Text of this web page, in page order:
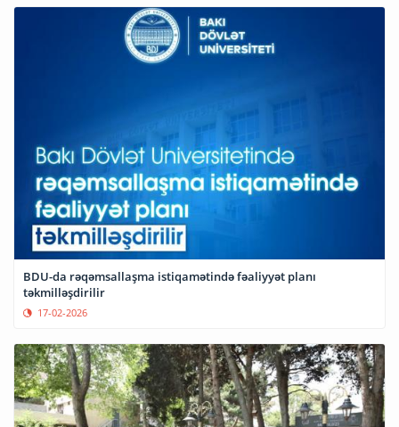
BDU-da rəqəmsallaşma istiqamətində fəaliyyət planı
təkmilləşdirilir
17-02-2026